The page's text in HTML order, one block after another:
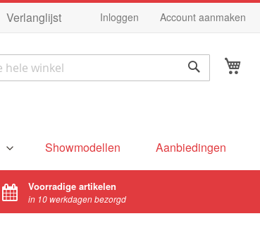
Ga
Verlanglijst Inloggen Account aanmaken
Zoek
Showmodellen Aanbiedingen
Voorradige artikelen
in 10 werkdagen bezorgd